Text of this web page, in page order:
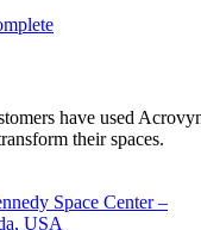
have used
their spaces.